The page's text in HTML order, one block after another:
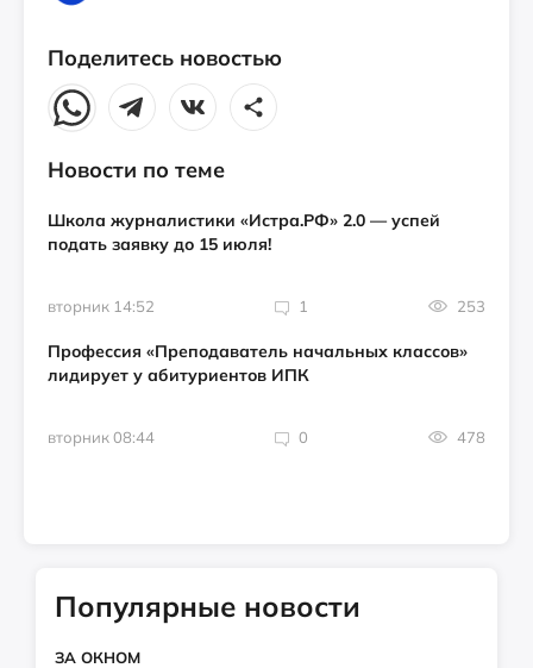
Поделитесь новостью
Новости по теме
Школа журналистики «Истра.РФ» 2.0 — успей
подать заявку до 15 июля!
вторник 14:52 1 253
Профессия «Преподаватель начальных классов»
лидирует у абитуриентов ИПК
вторник 08:44 0 478
Популярные новости
ЗА ОКНОМ